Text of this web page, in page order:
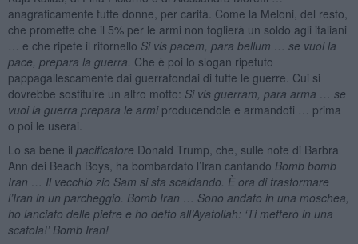
anagraficamente tutte donne, per carità. Come la Meloni, del resto,
che promette che il 5% per le armi non toglierà un soldo agli italiani
… e che ripete il ritornello Si vis pacem, para bellum … se vuoi la
pace, prepara la guerra. Che è poi lo slogan ripetuto
pappagallescamente dai guerrafondai di tutte le guerre. Cui si
dovrebbe sostituire un altro motto: Si vis guerram, para arma … se
vuoi la guerra prepara le armi producendole e armandoti … prima
o poi le userai.
Lo sa bene il pacificatore Donald Trump, che, sulle note di Barbra
Ann dei Beach Boys, ha bombardato l’Iran cantando Bomb bomb
Iran … Il vecchio zio Sam si sta scaldando. È ora di trasformare
l’Iran in un parcheggio. Bomb Iran … Sono andato in una moschea,
ho lanciato delle pietre e ho detto all’Ayatollah: ‘Ti metterò in una
scatola!’ Bomb Iran!